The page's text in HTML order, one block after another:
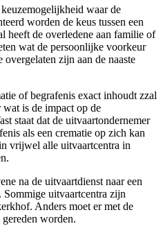
waar de
worden de keus tussen een
heeft de overledene aan familie of
wat de persoonlijke voorkeur
zijn aan de naaste
of begrafenis exact inhoudt zzal
is de impact op de
staat dat de uitvaartondernemer
als een crematie op zich kan
vrijwel alle uitvaartcentra in
na de uitvaartdienst naar een
uitvaartcentra zijn
Anders moet er met de
worden.